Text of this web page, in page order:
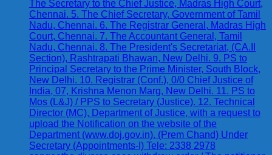
The Secretary to the Chief Justice, Madras High Court,
Chennai. 5. The Chief Secretary, Government of Tamil
Nadu, Chennai. 6. The Registrar General, Madras High
Court, Chennai. 7. The Accountant General, Tamil
Nadu, Chennai. 8. The President's Secretariat, (CA.II
Section), Rashtrapati Bhawan, New Delhi. 9. PS to
Principal Secretary to the Prime Minister, South Block,
New Delhi. 10. Registrar (Conf.), 0/0 Chief Justice of
India, 07, Krishna Menon Marg, New Delhi. 11. PS to
Mos (L&J) / PPS to Secretary (Justice). 12. Technical
Director (MC), Department of Justice, with a request to
upload the Notification on the website of the
Department (www.doj.gov.in). (Prem Chand) Under
Secretary (Appointments-I) Tele: 2338 2978